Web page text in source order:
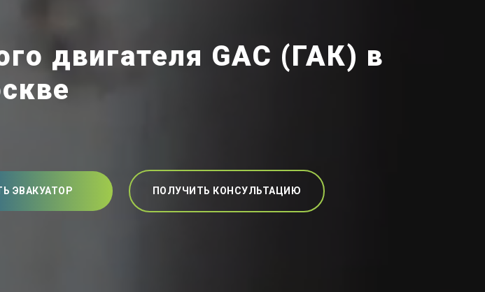
двигателя GAC (ГАК) в
ЭВАКУАТОР ПОЛУЧИТЬ КОНСУЛЬТАЦИЮ